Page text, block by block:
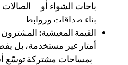
باحات الشواء أو
بناء صداقات وروابط.
القيمة المعيشية: المشترون
أمتار غير مستخدمة، بل
بمساحات مشتركة توسّع